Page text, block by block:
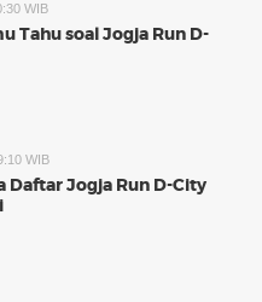
WIB
Tahu soal Jogja Run D-
WIB
Daftar Jogja Run D-City